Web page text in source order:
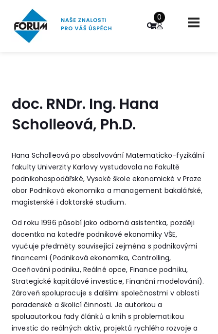
0
doc. RNDr. Ing. Hana
Scholleová, Ph.D.
Hana Scholleová po absolvování Matematicko-fyzikální
fakulty Univerzity Karlovy vystudovala na Fakultě
podnikohospodářské, Vysoké škole ekonomické v Praze
obor Podniková ekonomika a management bakalářské,
magisterské i doktorské studium.
Od roku 1996 působí jako odborná asistentka, později
docentka na katedře podnikové ekonomiky VŠE,
vyučuje předměty související zejména s podnikovými
financemi (Podniková ekonomika, Controlling,
Oceňování podniku, Reálné opce, Finance podniku,
Strategické kapitálové investice, Finanční modelování).
Zároveň spolupracuje s dalšími společnostmi v oblasti
poradenské a školicí činnosti. Je autorkou a
spoluautorkou řady článků a knih s problematikou
investic do reálných aktiv, projektů rychlého rozvoje a